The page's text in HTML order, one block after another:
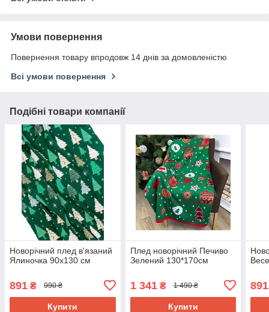
Умови повернення
Повернення товару впродовж 14 днів за домовленістю
Всі умови повернення
Подібні товари компанії
Новорічний плед в'язаний
Ялиночка 90х130 см
891 ₴ 990 ₴
Купити
Плед новорічний Печиво
Зелений 130*170см
1 341₴ 1 490 ₴
Купити
891